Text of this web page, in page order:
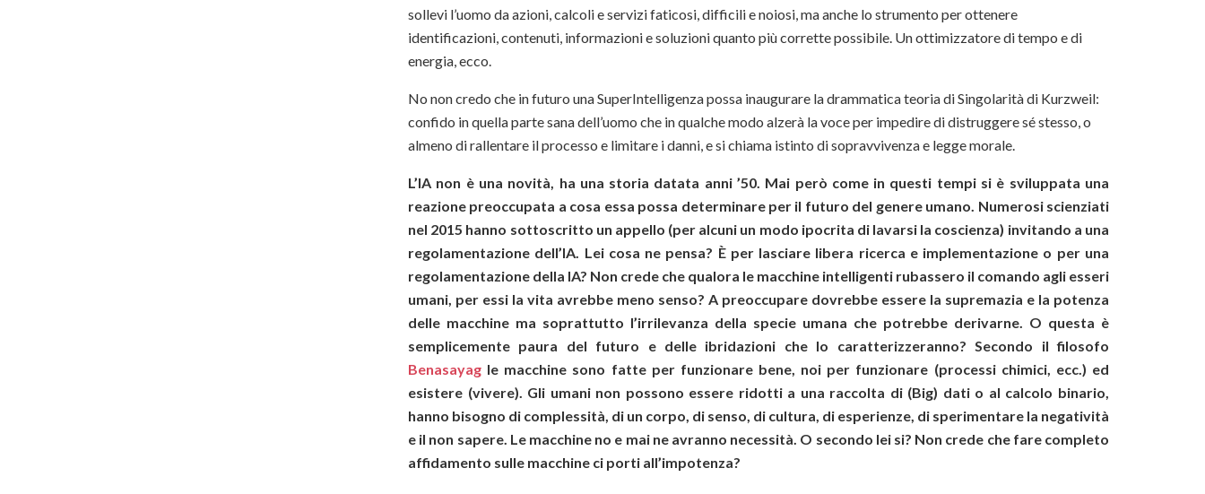
sollevi l’uomo da azioni, calcoli e servizi faticosi, difficili e noiosi, ma anche lo strumento per ottenere
identificazioni, contenuti, informazioni e soluzioni quanto più corrette possibile. Un ottimizzatore di tempo e di
energia, ecco.
No non credo che in futuro una SuperIntelligenza possa inaugurare la drammatica teoria di Singolarità di Kurzweil:
confido in quella parte sana dell’uomo che in qualche modo alzerà la voce per impedire di distruggere sé stesso, o
almeno di rallentare il processo e limitare i danni, e si chiama istinto di sopravvivenza e legge morale.
L’IA non è una novità, ha una storia datata anni ’50. Mai però come in questi tempi si è sviluppata una
reazione preoccupata a cosa essa possa determinare per il futuro del genere umano. Numerosi scienziati
nel 2015 hanno sottoscritto un appello (per alcuni un modo ipocrita di lavarsi la coscienza) invitando a una
regolamentazione dell’IA. Lei cosa ne pensa? È per lasciare libera ricerca e implementazione o per una
regolamentazione della IA? Non crede che qualora le macchine intelligenti rubassero il comando agli esseri
umani, per essi la vita avrebbe meno senso? A preoccupare dovrebbe essere la supremazia e la potenza
delle macchine ma soprattutto l’irrilevanza della specie umana che potrebbe derivarne. O questa è
semplicemente paura del futuro e delle ibridazioni che lo caratterizzeranno? Secondo il filosofo
Benasayag le macchine sono fatte per funzionare bene, noi per funzionare (processi chimici, ecc.) ed
esistere (vivere). Gli umani non possono essere ridotti a una raccolta di (Big) dati o al calcolo binario,
hanno bisogno di complessità, di un corpo, di senso, di cultura, di esperienze, di sperimentare la negatività
e il non sapere. Le macchine no e mai ne avranno necessità. O secondo lei si? Non crede che fare completo
affidamento sulle macchine ci porti all’impotenza?